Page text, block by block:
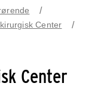
Center
Center